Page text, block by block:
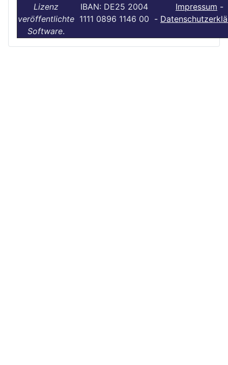
Lizenz
veröffentlichte
Software.
IBAN: DE25 2004
1111 0896 1146 00
Impressum -
-